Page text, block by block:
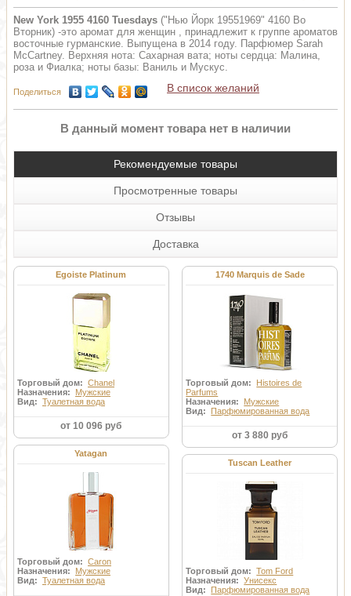
New York 1955 4160 Tuesdays ("Нью Йорк 19551969" 4160 Во
Вторник) -это аромат для женщин , принадлежит к группе ароматов
восточные гурманские. Выпущена в 2014 году. Парфюмер Sarah
McCartney. Верхняя нота: Сахарная вата; ноты сердца: Малина,
роза и Фиалка; ноты базы: Ваниль и Мускус.
Поделиться В список желаний
В данный момент товара нет в наличии
Рекомендуемые товары
Просмотренные товары
Отзывы
Доставка
Egoiste Platinum
Торговый дом: Chanel
Назначения: Мужские
Вид: Туалетная вода
от 10 096 руб
1740 Marquis de Sade
Торговый дом:
Histoires de
Parfums
Назначения: Мужские
Вид:
Парфюмированная вода
от 3 880 руб
Yatagan
Торговый дом: Caron
Назначения: Мужские
Вид: Туалетная вода
Tuscan Leather
Торговый дом:Tom Ford
Назначения:Унисекс
Вид:
Парфюмированная вода